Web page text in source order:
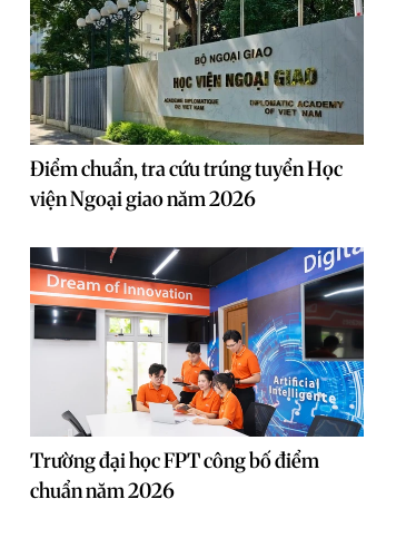
Điểm chuẩn, tra cứu trúng tuyển Học
viện Ngoại giao năm 2026
Trường đại học FPT công bố điểm
chuẩn năm 2026